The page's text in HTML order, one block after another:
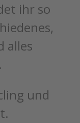
ihr so
alles
und